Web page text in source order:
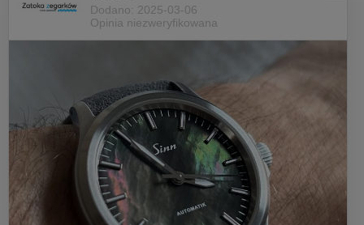
Dodano: 2025-03-06
Opinia niezweryfikowana